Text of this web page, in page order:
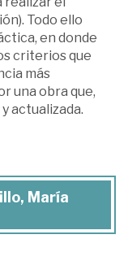
Todo ello
en donde
criterios que
más
una obra que,
actualizada.
María